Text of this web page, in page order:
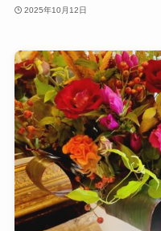
2025年10月12日